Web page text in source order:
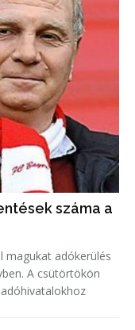
száma a
magukat adókerülés